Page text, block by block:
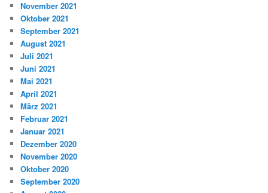
November 2021
Oktober 2021
September 2021
August 2021
Juli 2021
Juni 2021
Mai 2021
April 2021
März 2021
Februar 2021
Januar 2021
Dezember 2020
November 2020
Oktober 2020
September 2020